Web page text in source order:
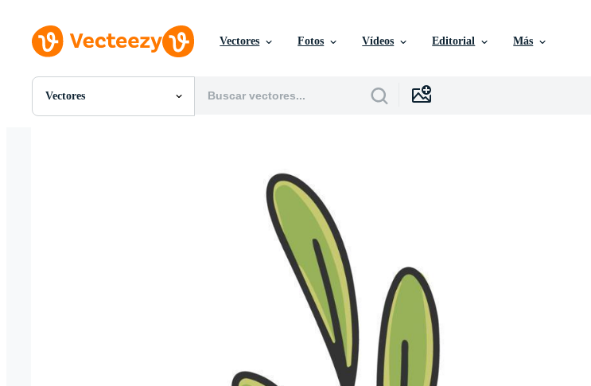
Vectores Fotos Vídeos Editorial Más
Vectores
Todas Imágenes